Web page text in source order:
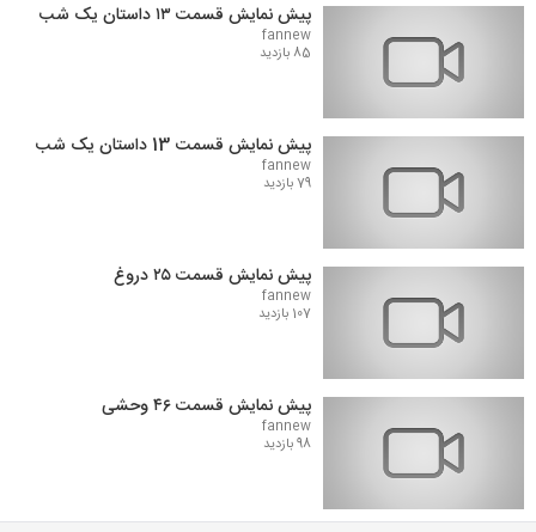
پیش نمایش قسمت ۱۳ داستان یک شب
fannew
85 بازدید
پیش نمایش قسمت 13 داستان یک شب
fannew
79 بازدید
پیش نمایش قسمت ۲۵ دروغ
fannew
107 بازدید
پیش نمایش قسمت ۴۶ وحشی
fannew
98 بازدید